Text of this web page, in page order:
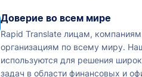
Доверие во всем мире
Rapid Translate лицам,
организациям по всему миру.
используются для решения
задач в области финансовых и